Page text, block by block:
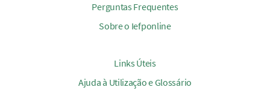
Perguntas Frequentes
Sobre o Iefponline
Links Úteis
Ajuda à Utilização e Glossário